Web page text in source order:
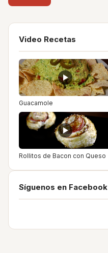
Video Recetas
Guacamole
Rollitos de Bacon con Queso
Síguenos en Facebook